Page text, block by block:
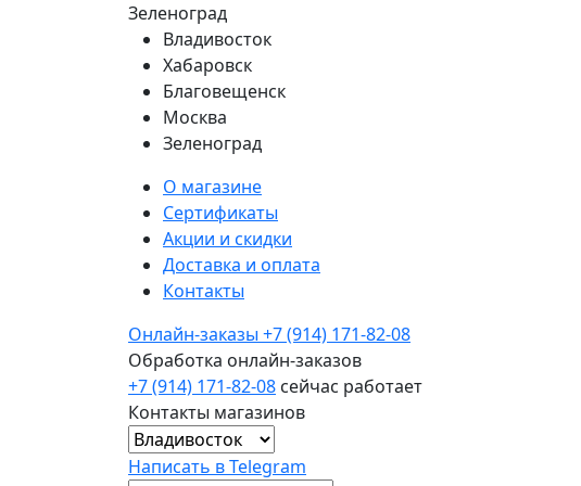
Зеленоград
Владивосток
Хабаровск
Благовещенск
Москва
Зеленоград
О магазине
Сертификаты
Акции и скидки
Доставка и оплата
Контакты
Онлайн-заказы +7 (914) 171-82-08
Обработка онлайн-заказов
+7 (914) 171-82-08 сейчас работает
Контакты магазинов
Написать в Telegram